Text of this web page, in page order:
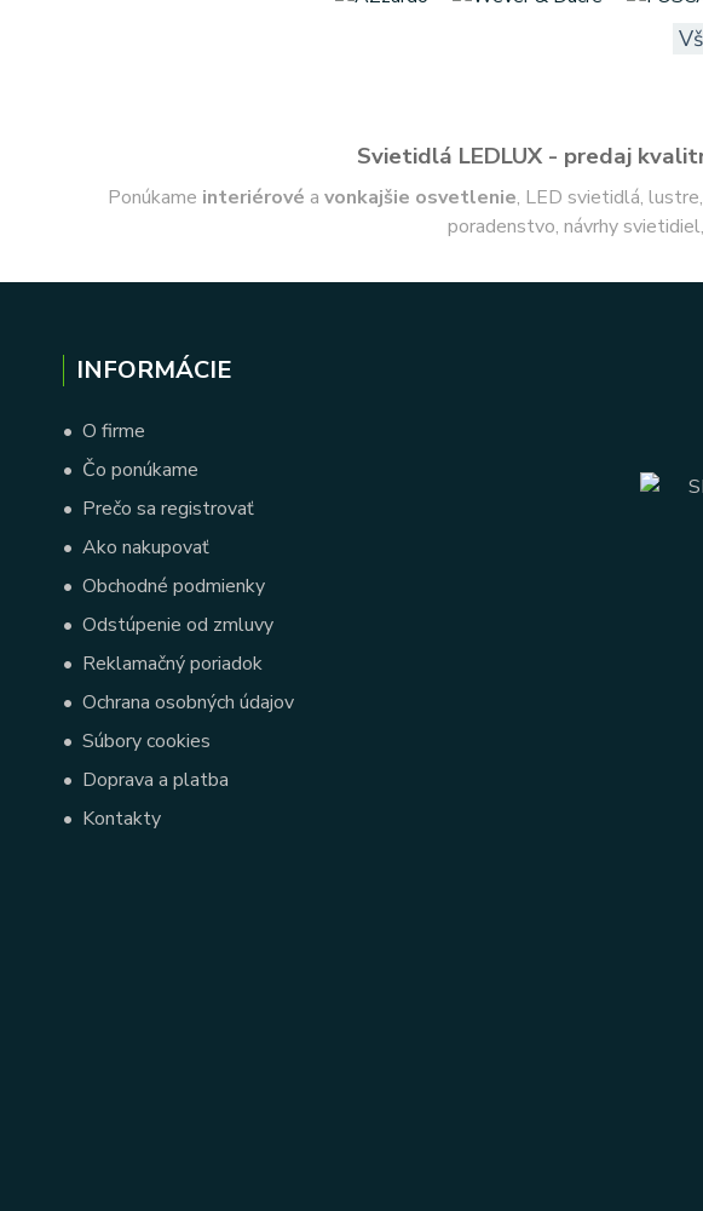
Svietidlá LEDLUX - predaj
Ponúkame interiérové a vonkajšie osvetlenie, LED svietidlá,
poradenstvo, návrhy
INFORMÁCIE
• O firme
• Čo ponúkame
• Prečo sa registrovať
• Ako nakupovať
• Obchodné podmienky
• Odstúpenie od zmluvy
• Reklamačný poriadok
• Ochrana osobných údajov
• Súbory cookies
• Doprava a platba
• Kontakty